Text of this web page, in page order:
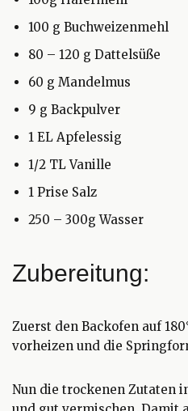
100 g Buchweizenmehl
80 – 120 g Dattelsüße
60 g Mandelmus
9 g Backpulver
1 EL Apfelessig
1/2 TL Vanille
1 Prise Salz
250 – 300g Wasser
Zubereitung:
Zuerst den Backofen auf
vorheizen und die
Nun die trockenen Zutaten